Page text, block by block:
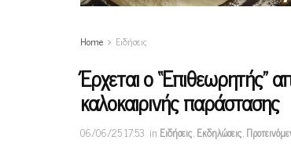
Home Ειδήσεις
Έρχεται ο
καλοκαιρινής παράστασης
06/06/25 17:53 in Ειδήσεις,Εκδηλώσεις,